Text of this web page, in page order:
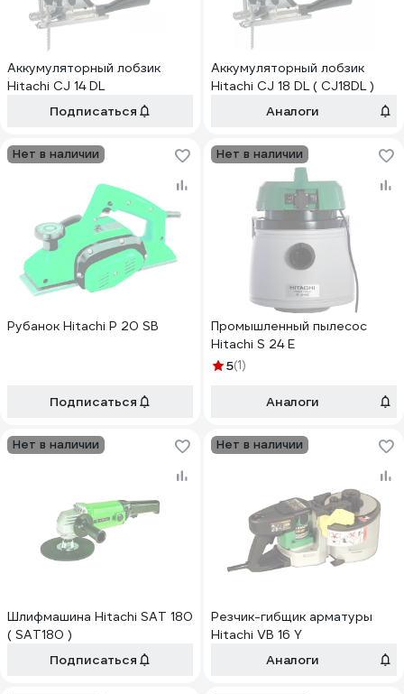
Аккумуляторный лобзик
Hitachi CJ 14 DL
Подписаться
Аккумуляторный лобзик
Hitachi CJ 18 DL ( CJ18DL )
Аналоги
Нет в наличии
Рубанок Hitachi P 20 SB
Подписаться
Нет в наличии
Промышленный пылесос
Hitachi S 24 E
5(1)
Аналоги
Нет в наличии
Шлифмашина Hitachi SAT 180
( SAT180 )
Подписаться
Нет в наличии
Резчик-гибщик арматуры
Hitachi VB 16 Y
Аналоги